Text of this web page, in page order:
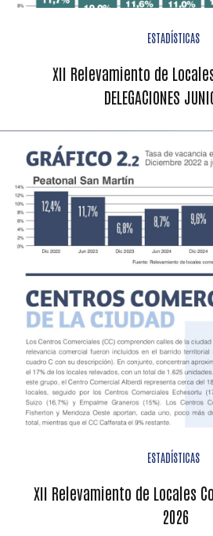
ESTADÍSTICAS
XII Relevamiento de
DELEGACIONES
ESTADÍSTICAS
XII Relevamiento de Locales
2026